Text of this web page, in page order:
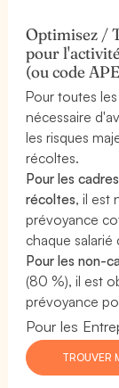
Optimisez /
pour
(ou code
Pour toutes
nécessaire
les risques
récoltes.
Pour les
récoltes, il est
prévoyance
chaque salarié
Pour les non-
(80 %), il est
prévoyance
Pour les
TROUVER